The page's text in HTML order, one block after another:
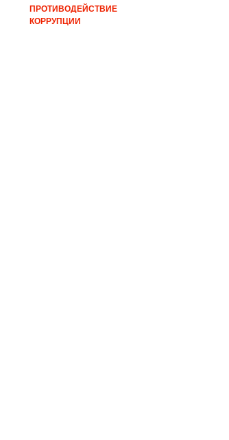
ПРОТИВОДЕЙСТВИЕ
КОРРУПЦИИ